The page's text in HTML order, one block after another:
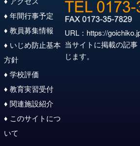
♦ 年間行事予定
♦ 教員募集情報
♦ いじめ防止基本
方針
♦ 学校評価
♦ 教育実習受付
♦ 関連施設紹介
♦ このサイトにつ
いて
URL： https://
当サイトに掲載の記
じます。